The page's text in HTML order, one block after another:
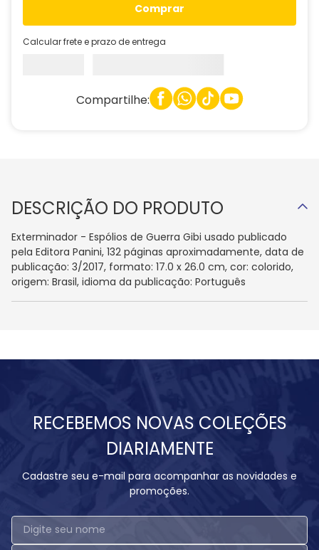
comprar
Calcular frete e prazo de entrega
Compartilhe:
DESCRIÇÃO DO PRODUTO
Exterminador - Espólios de Guerra Gibi usado publicado
pela Editora Panini, 132 páginas aproximadamente, data de
publicação: 3/2017, formato: 17.0 x 26.0 cm, cor: colorido,
origem: Brasil, idioma da publicação: Português
RECEBEMOS NOVAS COLEÇÕES
DIARIAMENTE
Cadastre seu e-mail para acompanhar as novidades e
promoções.